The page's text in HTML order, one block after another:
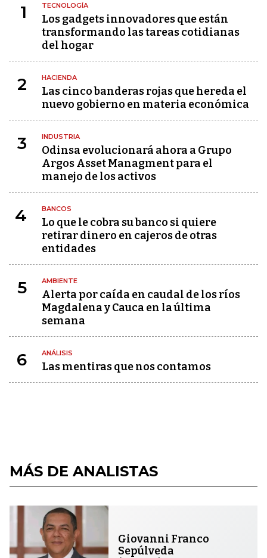
1 TECNOLOGÍA
Los gadgets innovadores que están
transformando las tareas cotidianas
del hogar
2 HACIENDA
Las cinco banderas rojas que hereda el
nuevo gobierno en materia económica
3 INDUSTRIA
Odinsa evolucionará ahora a Grupo
Argos Asset Managment para el
manejo de los activos
4 BANCOS
Lo que le cobra su banco si quiere
retirar dinero en cajeros de otras
entidades
5 AMBIENTE
Alerta por caída en caudal de los ríos
Magdalena y Cauca en la última
semana
6 ANÁLISIS
Las mentiras que nos contamos
MÁS DE ANALISTAS
Giovanni Franco
Sepúlveda